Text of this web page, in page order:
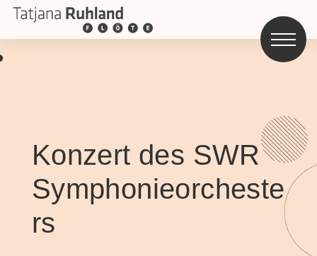
Konzert des SWR
Symphonieorcheste
rs